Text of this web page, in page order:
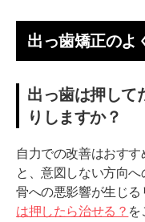
出っ歯矯正のよ
出っ歯は押して
りしますか？
自力での改善はおす
と、意図しない方向
骨への悪影響が生じ
は押したら治せる？ を